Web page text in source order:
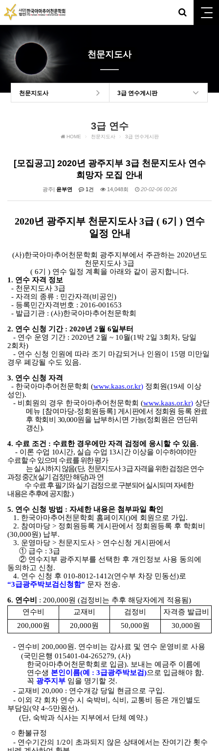
천문지도사
천문지도사 3급 연수게시판
3급 연수
HOME 천문지도사 3급 연수게시판
[모집공고] 2020년 광주지부 3급 천문지도사 연수
희망자 모집 안내
광주| 윤부연 1건 14,048회 20-02-06 00:26
2020년 광주지부 천문지도사3급 ( 6기 ) 연수
일정 안내
(사)한국아마추어천문학회 광주지부에서 주관하는 2020년도
천문지도사 3급
( 6기 ) 연수 일정 계획을 아래와 같이 공지합니다.
1. 연수 자격 정보
- 천문지도사 3급
- 자격의 종류 : 민간자격(비공인 )
- 등록민간자격번호 : 2016-001653
- 발급기관 : (사)한국아마추어천문학회
2. 연수 신청 기간 : 2020년 2월 6일부터
- 연수 운영 기간 : 2020년 2월 ~ 10월(1 박 2일 3회차, 당일
2회차)
- 연수 신청 인원에 따라 조기 마감되거나 인원이 15명 미만일
경우 폐강될 수도 있음.
3. 연수 신청 자격
- 한국아마추어천문학회 (www.kaas.or.kr) 정회원(19세 이상
성인 ).
- 비회원의 경우 한국아마추어천문학회 (www.kaas.or.kr) 상단
메뉴 [참여마당-정회원등록] 게시판에서 정회원 등록 완료
후 학회비 30,000원을 납부하시면 가능(정회원은 연단위
갱신 ).
4. 수료 조건 : 수료한 경우에만 자격 검정에 응시할 수 있음.
- 이론 수업 10시간, 실습 수업 13시간 이상을 이수하여야만
수료할 수 있으며 수료를 위한 평가
는 실시하지 않음(단, 천문지도사3급 자격을 위한 검정은 연수
과정 중간(실기 검정만 해당)과 연
수 수료 후 필기와 실기 검정으로 구분되어 실시되며 자세한
내용은 추후에 공지함.)
5. 연수 신청 방법 : 자세한 내용은 첨부파일 확인
1. 한국아마추어천문학회 홈페이지 ()에 회원으로 가입.
2. 참여마당 > 정회원등록 게시판에서 정회원등록 후 학회비
(30,000원) 납부.
3. 운영마당 > 천문지도사 > 연수신청 게시판에서
① 급수 : 3급
② 연수지부 광주지부를 선택한 후 개인정보 사용 동의에
동의하고 신청.
4. 연수 신청 후 010-8012-1412(연수부 차장 민동선)로
“3급광주박보검신청함” 문자 전송.
6. 연수비 : 200,000원 (검정비는 추후 해당자에게 적용됨)
연수비
교재비 검정비
자격증 발급비
200,000원 20,000원 50,000원 30,000원
- 연수비 200,000원. 연수비는 강사료 및 연수 운영비로 사용
(국민은행 015401-04-265279, (사)
한국아마추어천문학회로 입금). 보내는 예금주 이름에
연수생 본인이름(예 : 3급광주박보검)으로 입금해야 함.
꼭 광주지부 임을 명기할 것.
- 교재비 20,000 : 연수개강 당일 현금으로 구입.
- 이외 각 회차 연수 시 숙박비 , 식비 , 교통비 등은 개인별도
부담임(약 4~5만원선).
(단, 숙박과 식사는 지부에서 단체 예약.)
○ 환불규정
- 연수기간의 1/2이 초과되지 않은 상태에서는 잔여기간 횟수